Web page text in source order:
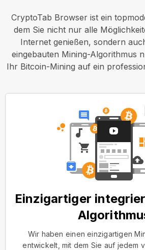
CryptoTab Browser ist ein
dem Sie nicht nur alle
Internet genießen, sondern
eingebauten Mining-Algorithmus
Ihr Bitcoin-Mining auf ein
Einzigartiger
Wir haben einen einzigartigen
entwickelt, mit dem Sie auf jedem